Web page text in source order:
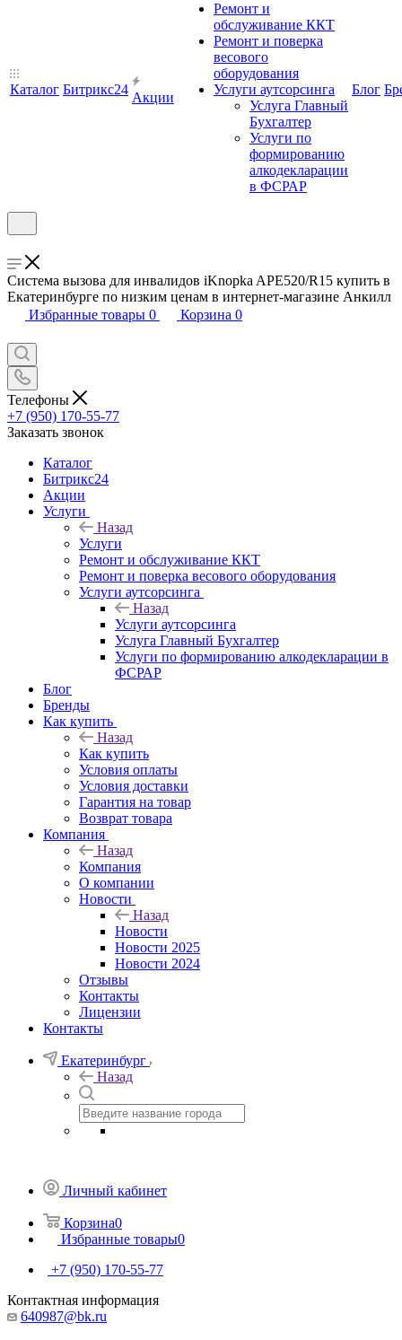
Каталог Битрикс24
Акции
Ремонт и
обслуживание ККТ
Ремонт и поверка
весового
оборудования
Услуги аутсорсинга
Услуга Главный
Бухгалтер
Услуги по
формированию
алкодекларации
в ФСРАР
Блог
Система вызова для инвалидов iKnopka APE520/R15 купить в
Екатеринбурге по низким ценам в интернет-магазине Анкилл
Избранные товары 0 Корзина 0
Телефоны
+7 (950) 170-55-77
Заказать звонок
Каталог
Битрикс24
Акции
Услуги
Назад
Услуги
Ремонт и обслуживание ККТ
Ремонт и поверка весового оборудования
Услуги аутсорсинга
Назад
Услуги аутсорсинга
Услуга Главный Бухгалтер
Услуги по формированию алкодекларации в
ФСРАР
Блог
Бренды
Как купить
Назад
Как купить
Условия оплаты
Условия доставки
Гарантия на товар
Возврат товара
Компания
Назад
Компания
О компании
Новости
Назад
Новости
Новости 2025
Новости 2024
Отзывы
Контакты
Лицензии
Контакты
Екатеринбург
Назад
Личный кабинет
Корзина0
Избранные товары0
+7 (950) 170-55-77
Контактная информация
640987@bk.ru